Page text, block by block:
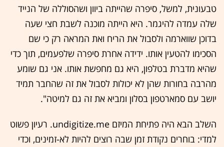
טבעונית, למשל, סיפרה שהייתה ביוון ושהסוללה של הנייד
שלה עמדה להיגמר. היא הייתה מוכנה לשבת חצי שעה
בדוכן שווארמה ולסבול את הריח ואת המראה רק כי שם
הסכימו להטעין אותו. ידידה אחרת סיפרה שלפעמים, תוך כדי
שהיא מדברת בטלפון, היא גם מחפשת אותו. אני גם שומע
מהרבה בחורות שהן לא יכולות לסבול את זה שהחבר תמיד
יושב עם סמארטפון בסלון ומביא את זה גם למיטה".
השלב הבא היה פתיחת המיזם undigitize.me. רעיון פשוט
למדי: בוחרים נקודת זמן שבה רוצים להיות לא-זמינים, וכדי